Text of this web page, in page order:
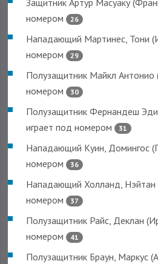
Защитник Артур Масуаку
номером 26
Нападающий Мартинес, Тони
номером 29
Полузащитник Майкл Антонио
номером 30
Полузащитник Фернандеш
играет под номером 31
Нападающий Куин, Домингос
номером 36
Нападающий Холланд, Нэйтан
номером 37
Полузащитник Райс, Деклан
номером 41
Полузащитник Браун, Маркус